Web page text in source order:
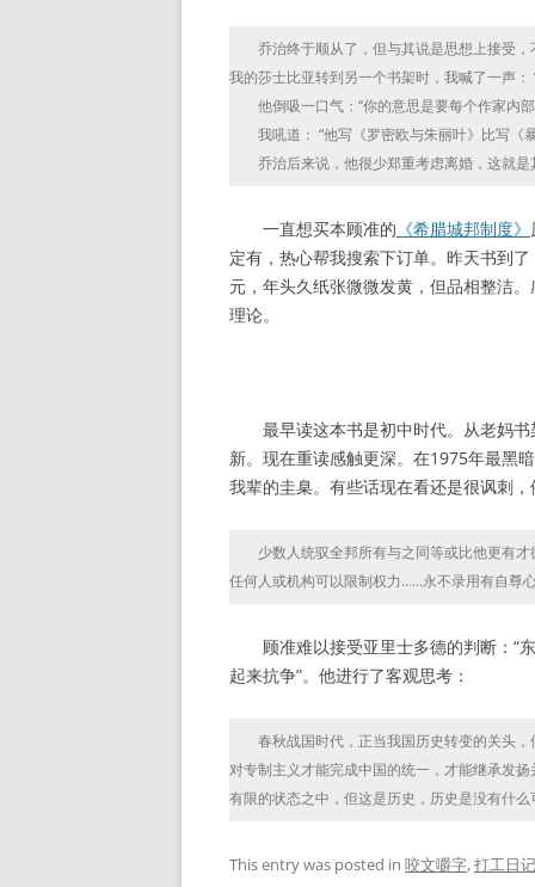
乔治终于顺从了，但与其说是思想上接受，
我的莎士比亚转到另一个书架时，我喊了一声：
他倒吸一口气：“你的意思是要每个作家内部
我吼道： “他写《罗密欧与朱丽叶》比写《
乔治后来说，他很少郑重考虑离婚，这就是
一直想买本顾准的 《希腊城邦制度》
定有，热心帮我搜索下订单。昨天书到
元，年头久纸张微微发黄，但品相整洁
理论。
最早读这本书是初中时代。从老妈书
新。现在重读感触更深。在1975年最黑
我辈的圭臬。有些话现在看还是很讽刺
少数人统驭全邦所有与之同等或比他更有才
任何人或机构可以限制权力……永不录用有自尊心
顾准难以接受亚里士多德的判断：“东
起来抗争”。他进行了客观思考：
春秋战国时代，正当我国历史转变的关头，
对专制主义才能完成中国的统一，才能继承发
有限的状态之中，但这是历史，历史是没有什么
This entry was posted in 咬文嚼字,打工日记